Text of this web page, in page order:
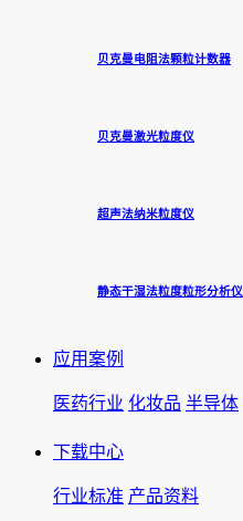
贝克曼电阻法颗粒计数器
贝克曼激光粒度仪
超声法纳米粒度仪
静态干湿法粒度粒形分析仪
应用案例
医药行业 化妆品 半导体
下载中心
行业标准 产品资料